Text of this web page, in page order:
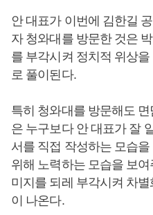
안 대표가 이번에 김한길
자 청와대를 방문한 것은
를 부각시켜 정치적 위상
로 풀이된다.
특히 청와대를 방문해도
은 누구보다 안 대표가 잘
서를 직접 작성하는 모습
위해 노력하는 모습을 보여
미지를 되레 부각시켜 차
이 나온다.